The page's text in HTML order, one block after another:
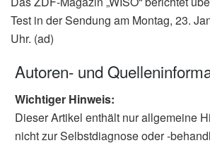
Test in der Sendung am Montag, 23.
Uhr. (ad)
Autoren- und
Wichtiger Hinweis:
Dieser Artikel enthält nur allgemeine
nicht zur Selbstdiagnose oder -